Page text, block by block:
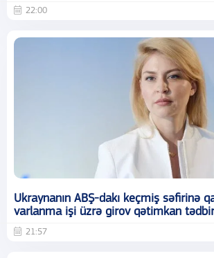
22:00
Ukraynanın ABŞ-dakı keçmiş səfirinə
varlanma işi üzrə girov qətimkan
21:57